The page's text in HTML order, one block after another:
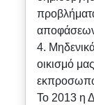
4.
οικισμό
Το 2013 η